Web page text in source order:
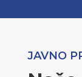
JAVNO